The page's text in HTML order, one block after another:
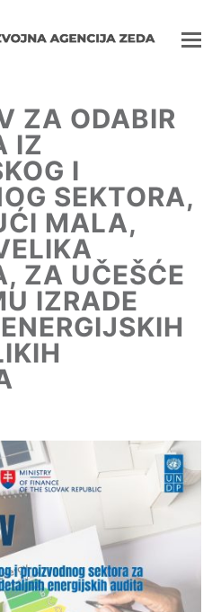
ZA ODABIR
IZ
I
SEKTORA,
MALA,
ZA UČEŠĆE
IZRADE